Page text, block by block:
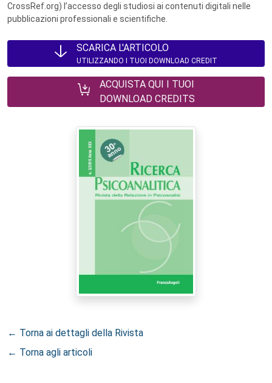
CrossRef.org) l’accesso degli studiosi ai contenuti digitali nelle
pubblicazioni professionali e scientifiche.
SCARICA L'ARTICOLO
UTILIZZANDO I TUOI DOWNLOAD CREDIT
ACQUISTA QUI I TUOI
DOWNLOAD CREDITS
← Torna ai dettagli della Rivista
← Torna agli articoli